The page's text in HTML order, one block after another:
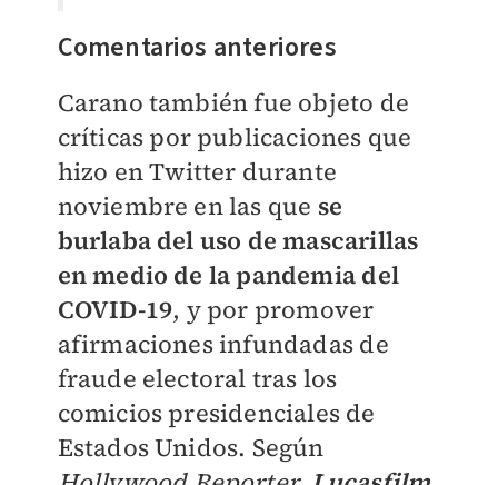
Comentarios anteriores
Carano también fue objeto de
críticas por publicaciones que
hizo en Twitter durante
noviembre en las que se
burlaba del uso de mascarillas
en medio de la pandemia del
COVID-19, y por promover
afirmaciones infundadas de
fraude electoral tras los
comicios presidenciales de
Estados Unidos. Según